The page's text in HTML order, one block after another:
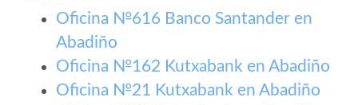
Oficina №616 Banco Santander en
Abadiño
Oficina №162 Kutxabank en Abadiño
Oficina №21 Kutxabank en Abadiño